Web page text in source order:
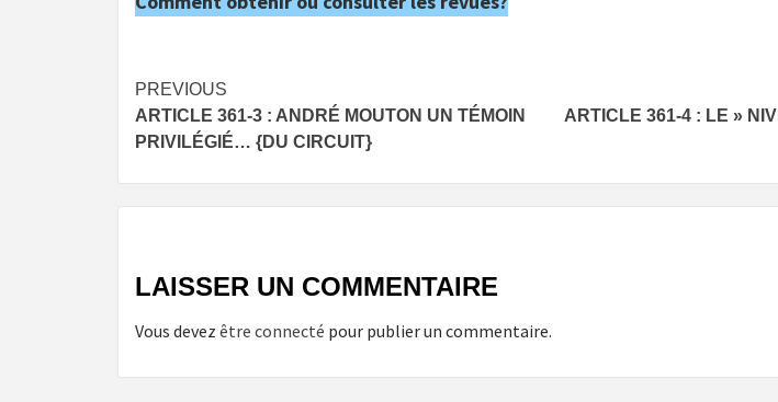
Post
navigation
PREVIOUS
ARTICLE 361-3 : ANDRÉ MOUTON UN TÉMOIN
PRIVILÉGIÉ… {DU CIRCUIT}
ARTICLE 361-4 : LE »
LAISSER UN COMMENTAIRE
Vous devez être connecté pour publier un commentaire.